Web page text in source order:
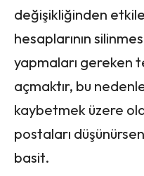
değişikliğinden
hesaplarının
yapmaları gereken
açmaktır, bu
kaybetmek üzere
postaları
basit.